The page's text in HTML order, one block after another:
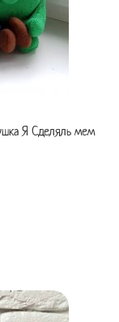
Я Сделяль мем